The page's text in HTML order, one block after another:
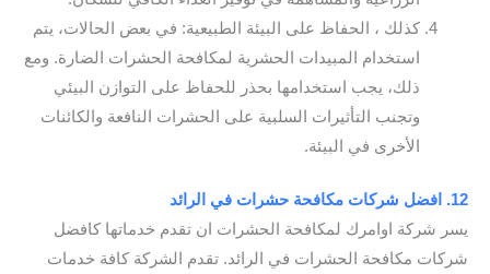
كذلك ، الحفاظ على البيئة الطبيعية: في بعض الحالات، يتم
استخدام المبيدات الحشرية لمكافحة الحشرات الضارة. ومع
ذلك، يجب استخدامها بحذر للحفاظ على التوازن البيئي
وتجنب التأثيرات السلبية على الحشرات النافعة والكائنات
الأخرى في البيئة.
12. افضل شركات مكافحة حشرات في الرائد
يسر شركة اوامرك لمكافحة الحشرات ان تقدم خدماتها كافضل
شركات مكافحة الحشرات في الرائد. تقدم الشركة كافة خدمات